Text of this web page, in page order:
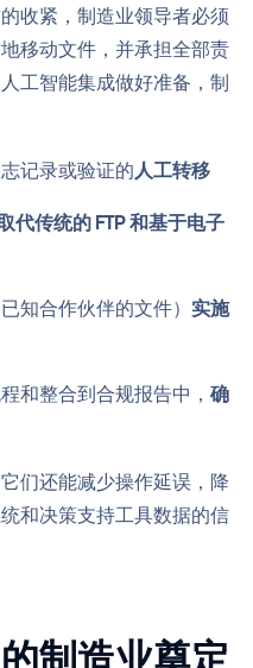
收紧，制造业领导者必须
移动文件，并承担全部责
工智能集成做好准备，制
记录或验证的人工转移
代传统的 FTP 和基于电子
知合作伙伴的文件） 实施
和整合到合规报告中， 确
们还能减少操作延误，降
和决策支持工具数据的信